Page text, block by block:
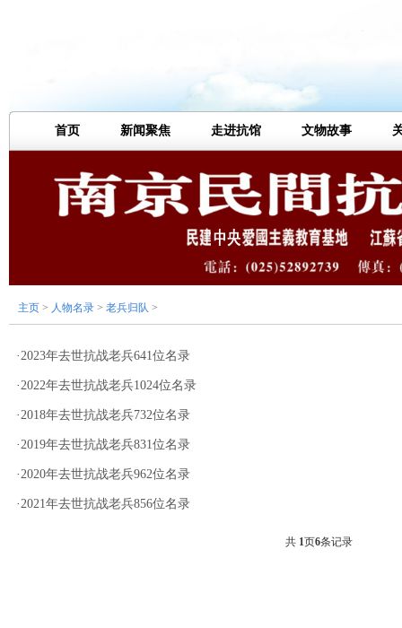
首页 新闻聚焦 走进抗馆 文物故事
主页 > 人物名录 > 老兵归队 >
·2023年去世抗战老兵641位名录
·2022年去世抗战老兵1024位名录
·2018年去世抗战老兵732位名录
·2019年去世抗战老兵831位名录
·2020年去世抗战老兵962位名录
·2021年去世抗战老兵856位名录
共 1页6条记录